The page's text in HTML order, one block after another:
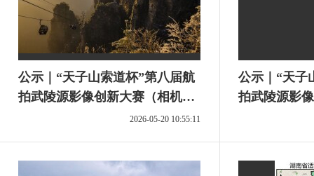
公示｜“天子山索道杯”第八届航
拍武陵源影像创新大赛（相机类
2026-05-20 10:55:11
公示｜“天子
拍武陵源影